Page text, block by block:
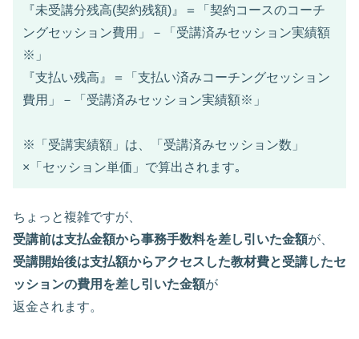
『未受講分残高(契約残額)』＝「契約コースのコーチ
ングセッション費用」－「受講済みセッション実績額
※」
『支払い残高』＝「支払い済みコーチングセッション
費用」－「受講済みセッション実績額※」
※「受講実績額」は、「受講済みセッション数」
×「セッション単価」で算出されます｡
ちょっと複雑ですが、
受講前は支払金額から事務手数料を差し引いた金額が、
受講開始後は支払額からアクセスした教材費と受講したセ
ッションの費用を差し引いた金額が
返金されます。